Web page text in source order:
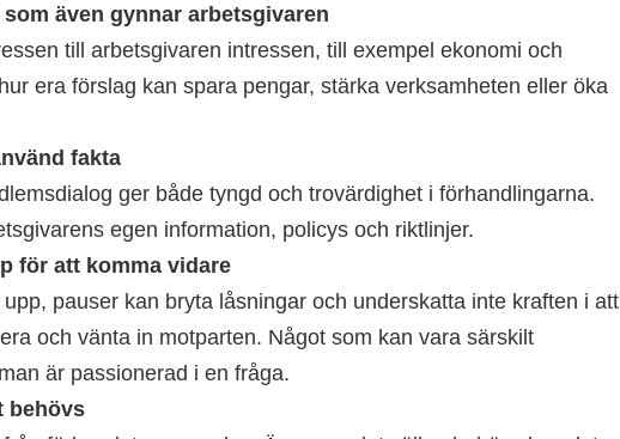
även gynnar arbetsgivaren
till arbetsgivaren intressen, till exempel ekonomi och
era förslag kan spara pengar, stärka verksamheten eller öka
fakta
ger både tyngd och trovärdighet i förhandlingarna.
egen information, policys och riktlinjer.
för att komma vidare
pauser kan bryta låsningar och underskatta inte kraften i att
och vänta in motparten. Något som kan vara särskilt
är passionerad i en fråga.
behövs